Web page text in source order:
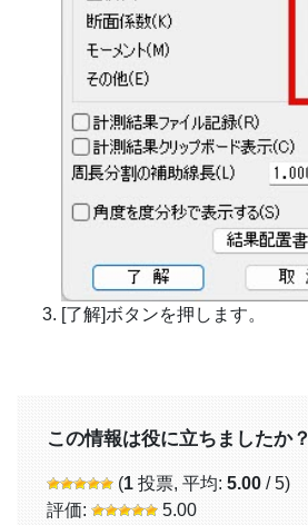
[了解]ボタンを押します。
この情報は役に立ちましたか？
(1 投票, 平均: 5.00 / 5)
評価:
5.00